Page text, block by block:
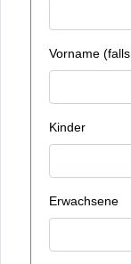
Vorname
Kinder
Erwachsene